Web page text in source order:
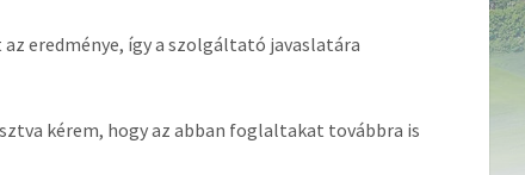
eredménye, így a szolgáltató javaslatára
kérem, hogy az abban foglaltakat továbbra is